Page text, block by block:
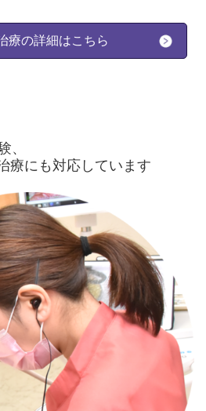
療の詳細はこちら
、
療にも対応しています